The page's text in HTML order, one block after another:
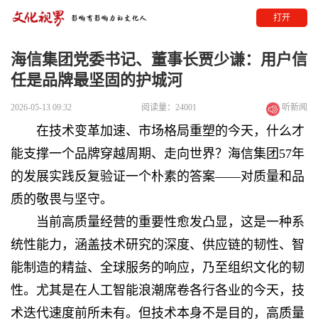
打开
海信集团党委书记、董事长贾少谦：用户信
任是品牌最坚固的护城河
2026-05-13 09:32 阅读量：24001 听新闻
在技术变革加速、市场格局重塑的今天，什么才
能支撑一个品牌穿越周期、走向世界？海信集团57年
的发展实践反复验证一个朴素的答案——对质量和品
质的敬畏与坚守。
当前高质量经营的重要性愈发凸显，这是一种系
统性能力，涵盖技术研究的深度、供应链的韧性、智
能制造的精益、全球服务的响应，乃至组织文化的韧
性。尤其是在人工智能浪潮席卷各行各业的今天，技
术迭代速度前所未有。但技术本身不是目的，高质量